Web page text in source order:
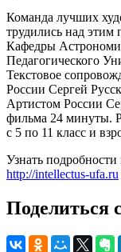
Команда лучших
трудились над этим
Кафедры
Педагогического
Текстовое
России Сергей
Артистом России
фильма 24 минуты.
с 5 по 11 класс и
Узнать
http://intellectus-ufa.ru
Поделиться